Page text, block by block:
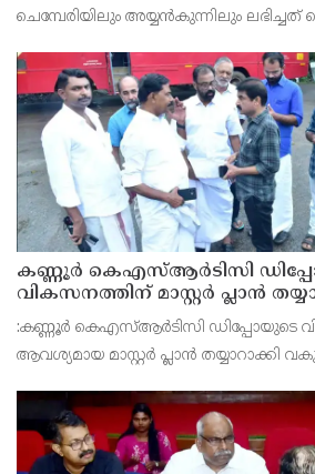
ചെമ്പേരിയിലും അയ്യൻകുന്നിലും ലഭിച്ചത്
മില്ലിമീറ്റർ മഴ ആ സമയം സംസ്ഥാനത്ത
കണ്ണൂർ കെഎസ്ആർടിസി
വികസനത്തിന് മാസ്റ്റർ പ്ലാൻ
സമർപ്പിക്കും : ടി ഒ മോഹനൻ
:കണ്ണൂർ കെഎസ്ആർടിസി ഡിപ്പോയുടെ
ആവശ്യമായ മാസ്റ്റർ പ്ലാൻ തയ്യാറാക്കി
ഡിപ്പോയ്ക്ക് നാല് ഏക്കറിൽ അധികം